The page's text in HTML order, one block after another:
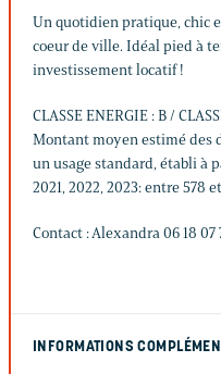
Un quotidien pratique, chic
coeur de ville. Idéal pied à
investissement locatif !
CLASSE ENERGIE : B /
Montant moyen estimé des
un usage standard, établi à
2021, 2022, 2023: entre 578
Contact : Alexandra 06 18 07
INFORMATIONS